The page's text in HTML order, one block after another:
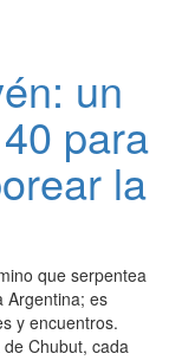
un
para
la
que serpentea
Argentina; es
y encuentros.
Chubut, cada